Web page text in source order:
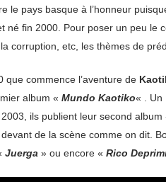
le pays basque à l’honneur
né fin 2000. Pour poser un peu le
corruption, etc, les thèmes de
que commence l’aventure de
album « Mundo Kaotiko« . Un
ils publient leur second album
de la scène comme on dit.
Juerga » ou encore « Rico